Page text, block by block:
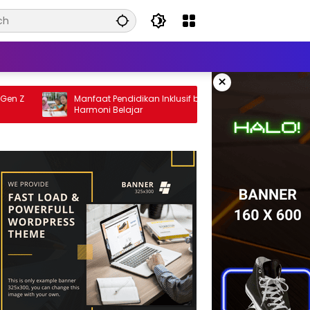
×
Manfaat Pendidikan Inklusif bagi Siswa:
Harmoni Belajar